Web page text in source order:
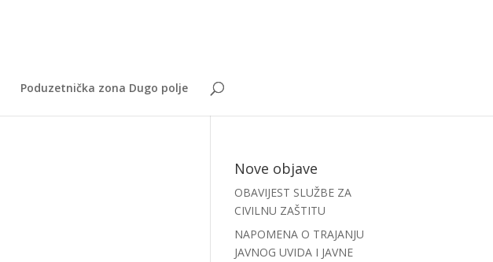
Poduzetnička zona Dugo polje
Nove objave
OBAVIJEST SLUŽBE ZA
CIVILNU ZAŠTITU
NAPOMENA O TRAJANJU
JAVNOG UVIDA I JAVNE